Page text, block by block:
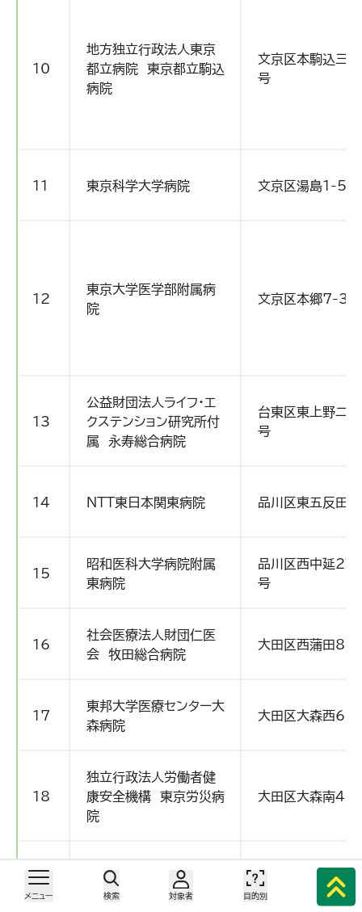
メニュー 検索 対象者 目的別
10
地方独立行政法人東京
都立病院 東京都立駒込
病院
文京区本駒込三
号
11 東京科学大学病院 文京区湯島1-5-
12
東京大学医学部附属病
院
文京区本郷7-3-1
13
公益財団法人ライフ・エ
クステンション研究所付
属 永寿総合病院
台東区東上野二
号
14 ＮTT東日本関東病院 品川区東五反田
15
昭和医科大学病院附属
東病院
品川区西中延2
号
16
社会医療法人財団仁医
会 牧田総合病院
大田区西蒲田8-
17
東邦大学医療センター大
森病院
大田区大森西6－
18
独立行政法人労働者健
康安全機構 東京労災病
院
大田区大森南4-
19
国家公務員共済組合連
合会 三宿病院
目黒区上目黒5-